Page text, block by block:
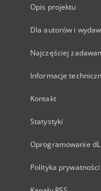
Opis projektu
Dla autorów i
Najczęściej
Informacje
Kontakt
Statystyki
Oprogramowanie
Polityka prywatności